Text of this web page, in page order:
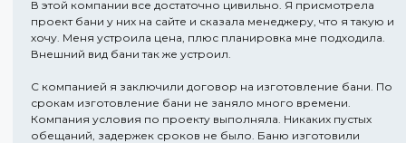
В этой компании все достаточно цивильно. Я присмотрела
проект бани у них на сайте и сказала менеджеру, что я такую и
хочу. Меня устроила цена, плюс планировка мне подходила.
Внешний вид бани так же устроил.
С компанией я заключили договор на изготовление бани. По
срокам изготовление бани не заняло много времени.
Компания условия по проекту выполняла. Никаких пустых
обещаний, задержек сроков не было. Баню изготовили